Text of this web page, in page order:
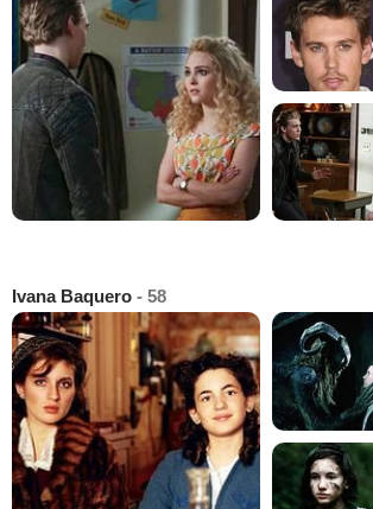
Ivana Baquero - 58